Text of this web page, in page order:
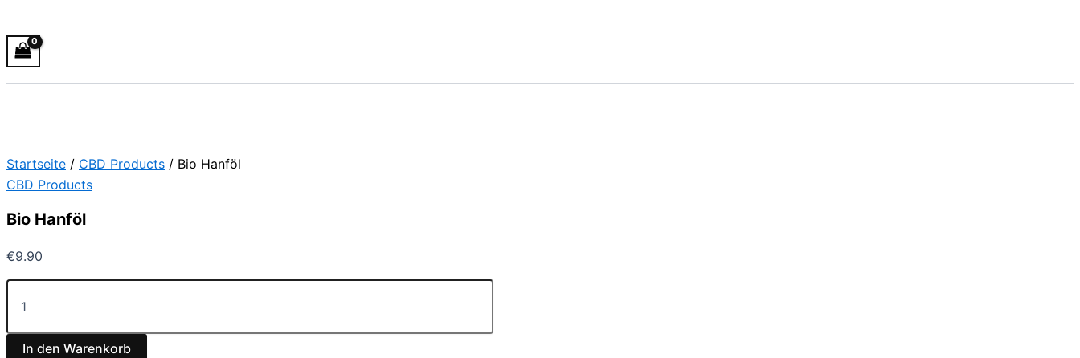
Startseite / CBD Products / Bio Hanföl
CBD Products
Bio Hanföl
€9.90
In den Warenkorb